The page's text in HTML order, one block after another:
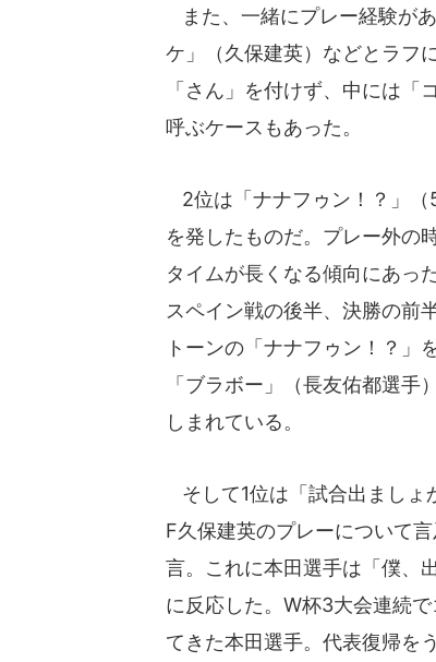
また、一緒にプレー経験が
ケ」（久保建英）などとラフ
「さん」を付けず、中には
呼ぶケースもあった。
2位は「ナナフゥン！？」（
を発したものだ。プレー外の
タイムが長くなる傾向にあっ
スペイン戦の後半、決勝の前
トーンの「ナナフゥン！？」
「ブラボー」（長友佑都選
しまれている。
そして1位は「試合出ましょ
F久保建英のプレーについて
言。これに本田選手は「僕、
に反応した。W杯3大会連続
てきた本田選手。代表復帰を